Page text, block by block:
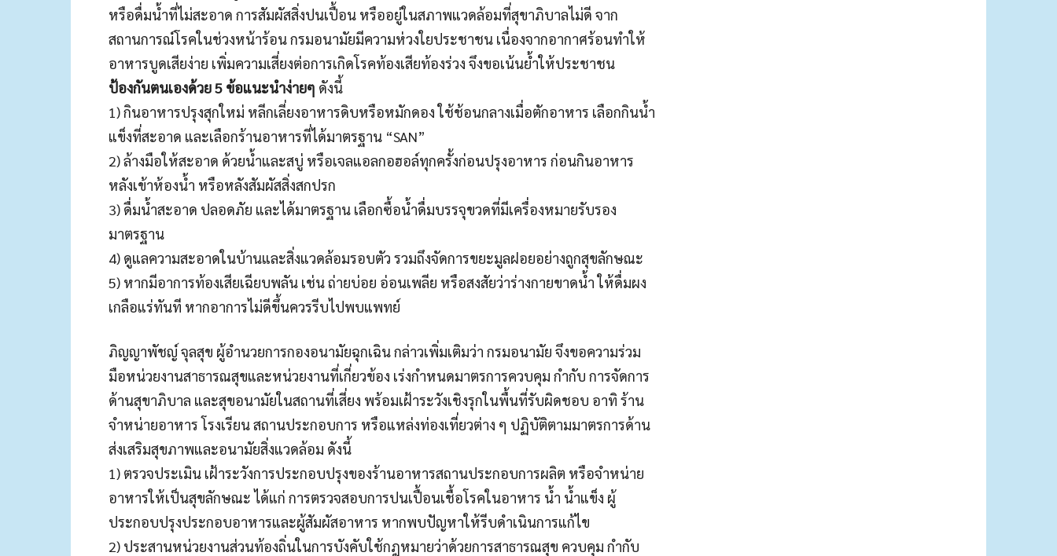
หรือดื่มน้ำที่ไม่สะอาด การสัมผัสสิ่งปนเปื้อน หรืออยู่ในสภาพแวดล้อมที่สุขาภิบาลไม่ดี จาก
สถานการณ์โรคในช่วงหน้าร้อน กรมอนามัยมีความห่วงใยประชาชน เนื่องจากอากาศร้อนทำให้
อาหารบูดเสียง่าย เพิ่มความเสี่ยงต่อการเกิดโรคท้องเสียท้องร่วง จึงขอเน้นย้ำให้ประชาชน
ป้องกันตนเองด้วย 5 ข้อแนะนำง่ายๆ ดังนี้
1) กินอาหารปรุงสุกใหม่ หลีกเลี่ยงอาหารดิบหรือหมักดอง ใช้ช้อนกลางเมื่อตักอาหาร เลือกกินน้ำ
แข็งที่สะอาด และเลือกร้านอาหารที่ได้มาตรฐาน “SAN”
2) ล้างมือให้สะอาด ด้วยน้ำและสบู่ หรือเจลแอลกอฮอล์ทุกครั้งก่อนปรุงอาหาร ก่อนกินอาหาร
หลังเข้าห้องน้ำ หรือหลังสัมผัสสิ่งสกปรก
3) ดื่มน้ำสะอาด ปลอดภัย และได้มาตรฐาน เลือกซื้อน้ำดื่มบรรจุขวดที่มีเครื่องหมายรับรอง
มาตรฐาน
4) ดูแลความสะอาดในบ้านและสิ่งแวดล้อมรอบตัว รวมถึงจัดการขยะมูลฝอยอย่างถูกสุขลักษณะ
5) หากมีอาการท้องเสียเฉียบพลัน เช่น ถ่ายบ่อย อ่อนเพลีย หรือสงสัยว่าร่างกายขาดน้ำ ให้ดื่มผง
เกลือแร่ทันที หากอาการไม่ดีขึ้นควรรีบไปพบแพทย์
ภิญญาพัชญ์ จุลสุข ผู้อำนวยการกองอนามัยฉุกเฉิน กล่าวเพิ่มเติมว่า กรมอนามัย จึงขอความร่วม
มือหน่วยงานสาธารณสุขและหน่วยงานที่เกี่ยวข้อง เร่งกำหนดมาตรการควบคุม กำกับ การจัดการ
ด้านสุขาภิบาล และสุขอนามัยในสถานที่เสี่ยง พร้อมเฝ้าระวังเชิงรุกในพื้นที่รับผิดชอบ อาทิ ร้าน
จำหน่ายอาหาร โรงเรียน สถานประกอบการ หรือแหล่งท่องเที่ยวต่าง ๆ ปฏิบัติตามมาตรการด้าน
ส่งเสริมสุขภาพและอนามัยสิ่งแวดล้อม ดังนี้
1) ตรวจประเมิน เฝ้าระวังการประกอบปรุงของร้านอาหารสถานประกอบการผลิต หรือจำหน่าย
อาหารให้เป็นสุขลักษณะ ได้แก่ การตรวจสอบการปนเปื้อนเชื้อโรคในอาหาร น้ำ น้ำแข็ง ผู้
ประกอบปรุงประกอบอาหารและผู้สัมผัสอาหาร หากพบปัญหาให้รีบดำเนินการแก้ไข
2) ประสานหน่วยงานส่วนท้องถิ่นในการบังคับใช้กฎหมายว่าด้วยการสาธารณสุข ควบคุม กำกับ